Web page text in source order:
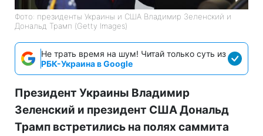
Фото: президенты Украины и США Владимир Зеленский и
Дональд Трамп (Getty Images)
Не трать время на шум! Читай только суть из
РБК-Украина в Google
Президент Украины Владимир
Зеленский и президент США Дональд
Трамп встретились на полях саммита